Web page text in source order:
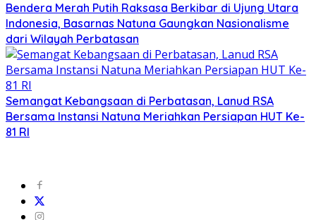
Bendera Merah Putih Raksasa Berkibar di Ujung Utara
Indonesia, Basarnas Natuna Gaungkan Nasionalisme
dari Wilayah Perbatasan
Semangat Kebangsaan di Perbatasan, Lanud RSA
Bersama Instansi Natuna Meriahkan Persiapan HUT Ke-
81 RI